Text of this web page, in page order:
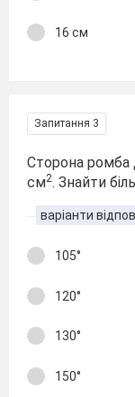
16 см
Запитання 3
Сторона ромба
см2. Знайти
варіанти
105°
120°
130°
150°